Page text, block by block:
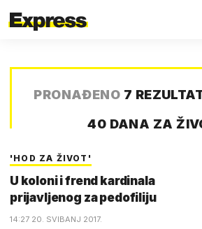
PRONAĐENO 7
40 DANA ZA
'HOD ZA ŽIVOT'
U koloni i frend kardinala
prijavljenog za pedofiliju
14:27 20. SVIBANJ 2017.